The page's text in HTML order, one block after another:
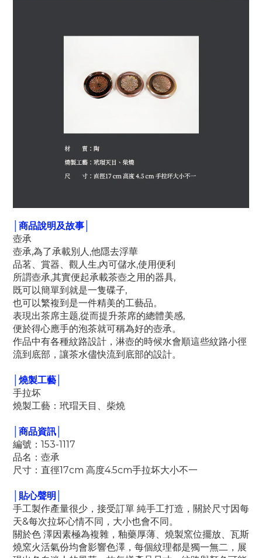
│商品說明及故事│
壺承
壺承,為了承載別人,他隱去浮華
品茗、賞器、觀人生,內可儲水,使用便利
所謂壺承,其實便起承載茶壺之用的器具,
既可以簡單到就是一隻碟子,
也可以繁複到是一件精美的工藝品。
表現出茶席主题,從而提升茶席的總體美感,
便於得心應手的泡茶就可稱為好的壺承。
作品中有各種紋路設計，淋壺的時候水會順這些紋路小徑
流到底部，讓茶水儘快流到底部的設計。
│燒製工藝│
手拉坏
燒製工藝：玳瑁天目、柴燒
│商品資訊│
編號：153-1117
品名：壺承
尺寸：直徑17cm 高度4.5cm手拉坏大小不一
│貼心聲明│
手工製作產量很少，接受訂單 純手工打造，關於尺寸因每
天&每次拉坏心情不同，大小也會不同。
關於色 澤因素極為複雜，釉藥厚薄、燒製窯位擺放、瓦斯
燒窯火活氣份均會影響色澤，每個紋理都是獨一無二，展